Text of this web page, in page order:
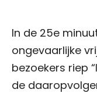
In de 25e
ongevaarlijke
bezoekers riep
de